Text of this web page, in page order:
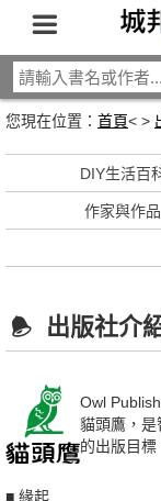
您現在位置： 首頁< >
DIY生活百
作家與作品
出版社介
Owl
貓頭鷹，是
的出版目標
■ 緣起